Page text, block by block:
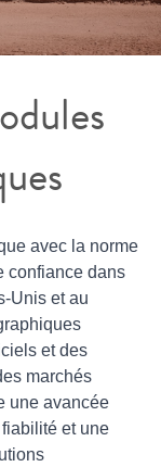
avec la norme
confiance dans
Unis et au
et des
marchés
une avancée
et une